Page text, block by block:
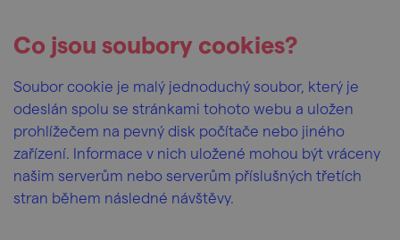
Co jsou soubory cookies?
Soubor cookie je malý jednoduchý soubor, který je
odeslán spolu se stránkami tohoto webu a uložen
prohlížečem na pevný disk počítače nebo jiného
zařízení. Informace v nich uložené mohou být vráceny
našim serverům nebo serverům příslušných třetích
stran během následné návštěvy.